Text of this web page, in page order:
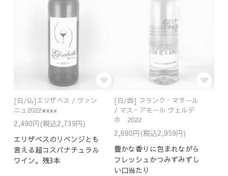
[白/仏]エリザベス / ヴァン
ニュ2022
2,490円(税込2,739円)
エリザベスのリベンジとも
言える超コスパナチュラル
ワイン。残3本
[白/西] フランク・マサール
/ マス・アモール ヴェルデ
ホ 2022
2,690円(税込2,959円)
豊かな香りに包まれながら
フレッシュかつみずみずし
い口当たり